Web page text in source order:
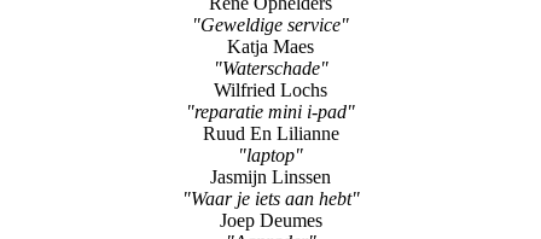
"Geweldige service"
Katja Maes
"Waterschade"
Wilfried Lochs
"reparatie mini i-pad"
Ruud En Lilianne
"laptop"
Jasmijn Linssen
"Waar je iets aan hebt"
Joep Deumes